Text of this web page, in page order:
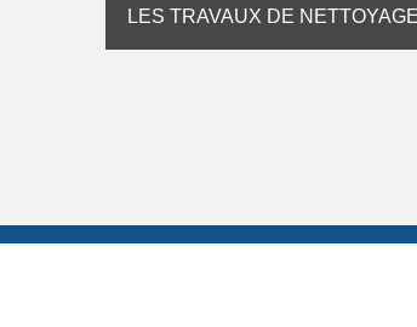
LES TRAVAUX DE